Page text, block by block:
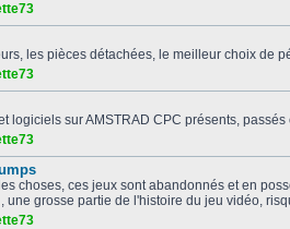
les pièces détachées, le meilleur choix de
logiciels sur AMSTRAD CPC présents, passés
choses, ces jeux sont abandonnés et en
une grosse partie de l'histoire du jeu vidéo,